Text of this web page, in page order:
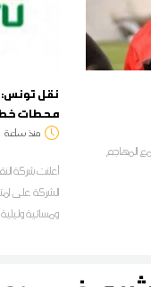
نقل تونس:
محطات خط
منذ ساعة
أعلنت شركة
الشركة على
ومسائية وليلية
الخط ت.ح.م
المهاجم